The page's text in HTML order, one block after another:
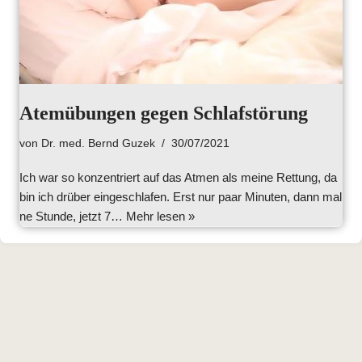
Atemübungen gegen Schlafstörung
von Dr. med. Bernd Guzek 30/07/2021
Ich war so konzentriert auf das Atmen als meine Rettung, da
bin ich drüber eingeschlafen. Erst nur paar Minuten, dann mal
ne Stunde, jetzt 7… Mehr lesen »